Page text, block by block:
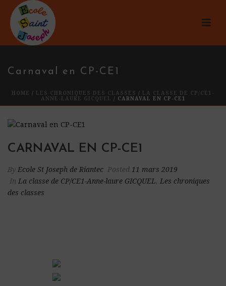
Carnaval en CP-CE1
HOME / LES CHRONIQUES DES CLASSES /
LA CLASSE DE CP/CE1-
ANNE-LAURE GICQUEL
/ CARNAVAL EN CP-CE1
CARNAVAL EN CP-CE1
By Ecole St Joseph de Riantec Posted 11 mars 2019
In La classe de CP/CE1-Anne-laure GICQUEL, Les chroniques
des classes